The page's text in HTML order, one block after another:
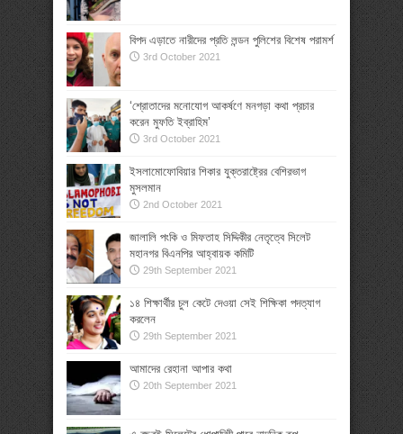
বিপদ এড়াতে নারীদের প্রতি লন্ডন পুলিশের বিশেষ পরামর্শ
3rd October 2021
‘শ্রোতাদের মনোযোগ আকর্ষণে মনগড়া কথা প্রচার
করেন মুফতি ইব্রাহিম’
3rd October 2021
ইসলামোফোবিয়ার শিকার যুক্তরাষ্ট্রের বেশিরভাগ
মুসলমান
2nd October 2021
জালালি পংকি ও মিফতাহ সিদ্দিকীর নেতৃত্বে সিলেট
মহানগর বিএনপির আহ্বায়ক কমিটি
29th September 2021
১৪ শিক্ষার্থীর চুল কেটে দেওয়া সেই শিক্ষিকা পদত্যাগ
করলেন
29th September 2021
আমাদের রেহানা আপার কথা
20th September 2021